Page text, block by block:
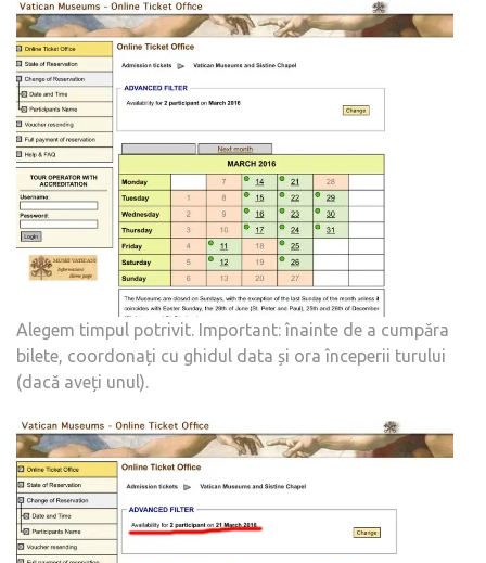
Alegem timpul potrivit. Important: înainte de a cumpăra
bilete, coordonați cu ghidul data și ora începerii turului
(dacă aveți unul).